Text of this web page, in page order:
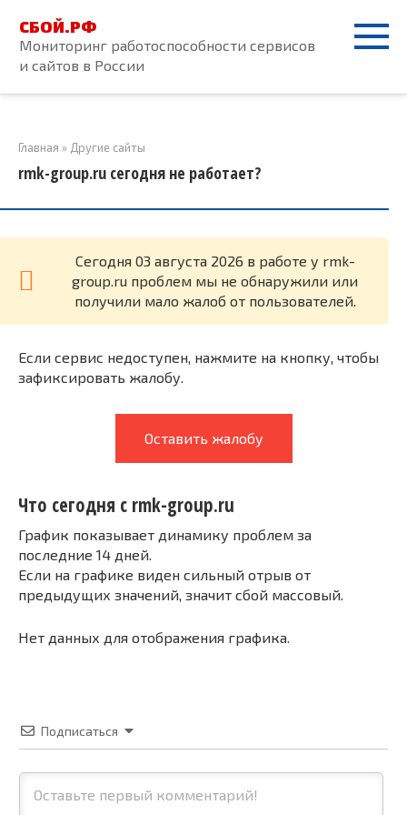
контенту
СБОЙ.РФ
Мониторинг работоспособности сервисов
и сайтов в России
Главная » Другие сайты
rmk-group.ru сегодня не работает?
Cегодня 03 августа 2026 в работе у rmk-
group.ru проблем мы не обнаружили или
получили мало жалоб от пользователей.
Если сервис недоступен, нажмите на кнопку, чтобы
зафиксировать жалобу.
Оставить жалобу
Что сегодня с rmk-group.ru
График показывает динамику проблем за
последние 14 дней.
Если на графике виден сильный отрыв от
предыдущих значений, значит сбой массовый.
Нет данных для отображения графика.
Подписаться